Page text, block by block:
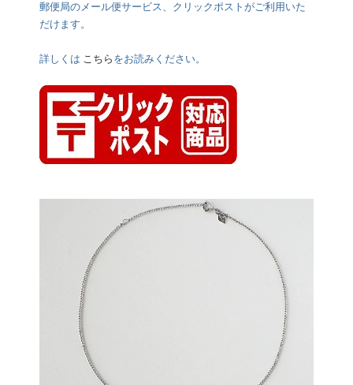
郵便局のメール便サービス、クリックポストがご利用いた
だけます。
詳しくは こちら をお読みください。